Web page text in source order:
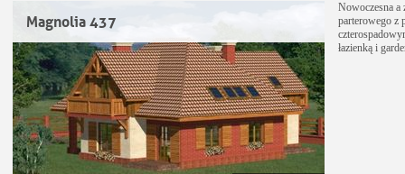
Magnolia 437
Nowoczesna a
parterowego z
łazienką i